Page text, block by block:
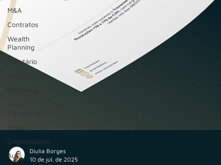
M&A
Contratos
Wealth
Planning
Tributário
Contabilidade
AuC